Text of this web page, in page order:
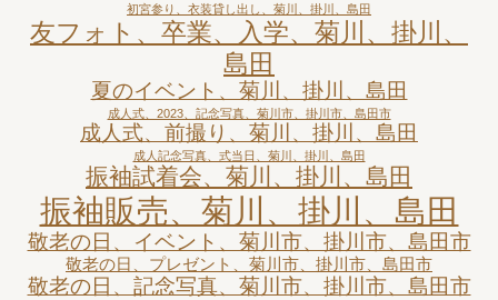
初宮参り、衣装貸し出し、菊川、掛川、島田
友フォト、卒業、入学、菊川、掛川、
島田
夏のイベント、菊川、掛川、島田
成人式、2023、記念写真、菊川市、掛川市、島田市
成人式、前撮り、菊川、掛川、島田
成人記念写真、式当日、菊川、掛川、島田
振袖試着会、菊川、掛川、島田
振袖販売、菊川、掛川、島田
敬老の日、イベント、菊川市、掛川市、島田市
敬老の日、プレゼント、菊川市、掛川市、島田市
敬老の日、記念写真、菊川市、掛川市、島田市